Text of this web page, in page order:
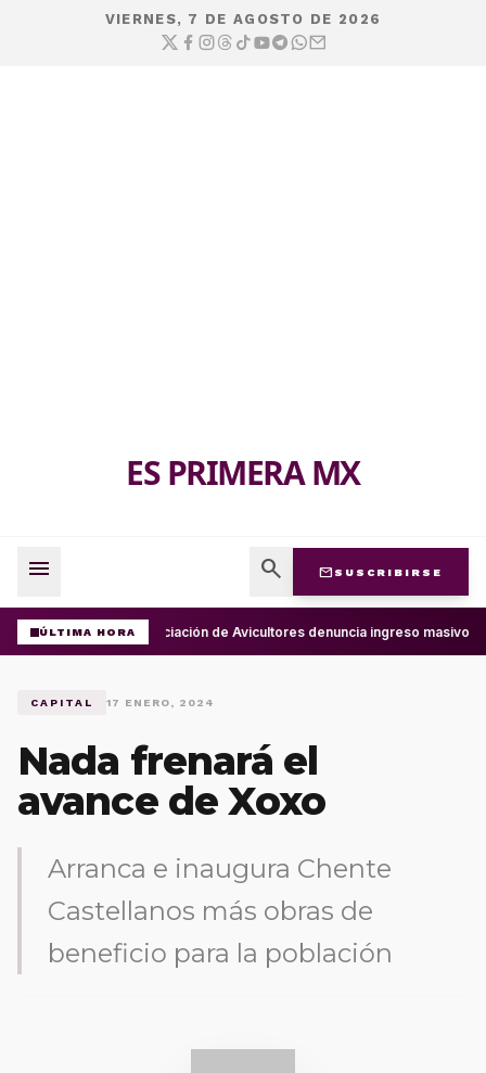
VIERNES, 7 DE AGOSTO DE 2026
ES PRIMERA MX
menu search mail SUSCRIBIRSE
ÚLTIMA HORAAsociación de Avicultores denuncia ingreso masivo
CAPITAL 17 ENERO, 2024
Nada frenará el
avance de Xoxo
Arranca e inaugura Chente
Castellanos más obras de
beneficio para la población